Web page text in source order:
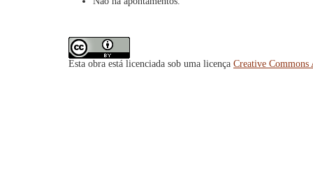
Esta obra está licenciada sob uma licença Creative